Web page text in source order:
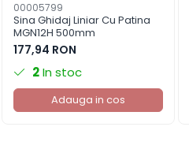
00005799
Sina Ghidaj Liniar Cu Patina
MGN12H 500mm
177,94 RON
2In stoc
Adauga in cos